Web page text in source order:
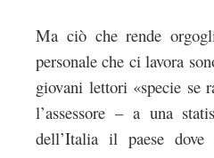
Ma ciò che rende
personale che ci lavora
giovani lettori «specie se
l’assessore – a una
dell’Italia il paese